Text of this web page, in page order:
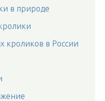
в природе
кроликов в России